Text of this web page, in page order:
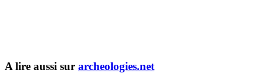
A lire aussi sur archeologies.net